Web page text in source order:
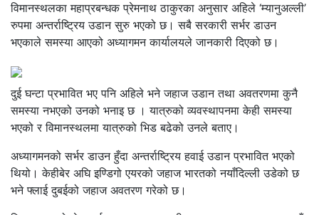
विमानस्थलका महाप्रबन्धक प्रेमनाथ ठाकुरका अनुसार अहिले ‘म्यानुअल्ली’
रुपमा अन्तर्राष्ट्रिय उडान सुरु भएको छ। सबै सरकारी सर्भर डाउन
भएकाले समस्या आएको अध्यागमन कार्यालयले जानकारी दिएको छ।
दुई घन्टा प्रभावित भए पनि अहिले भने जहाज उडान तथा अवतरणमा कुनै
समस्या नभएको उनको भनाइ छ । यात्रुको व्यवस्थापनमा केही समस्या
भएको र विमानस्थलमा यात्रुको भिड बढेको उनले बताए।
अध्यागमनको सर्भर डाउन हुँदा अन्तर्राष्ट्रिय हवाई उडान प्रभावित भएको
थियो। केहीबेर अघि इण्डिगो एयरको जहाज भारतको नयाँदिल्ली उडेको छ
भने फ्लाई दुबईको जहाज अवतरण गरेको छ।